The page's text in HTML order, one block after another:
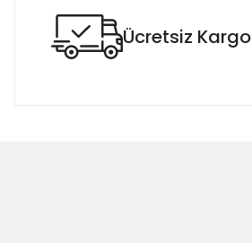
Ücretsiz Kargo